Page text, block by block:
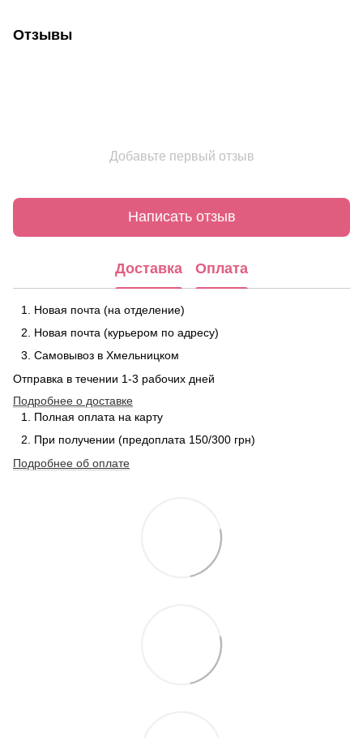
Отзывы
Добавьте первый отзыв
Написать отзыв
Доставка Оплата
Новая почта (на отделение)
Новая почта (курьером по адресу)
Самовывоз в Хмельницком
Отправка в течении 1-3 рабочих дней
Подробнее о доставке
Полная оплата на карту
При получении (предоплата 150/300 грн)
Подробнее об оплате